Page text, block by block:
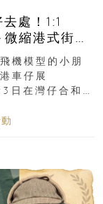
處！1:1
縮港式街景
機模型的小朋
車仔展
日在灣仔合和酒